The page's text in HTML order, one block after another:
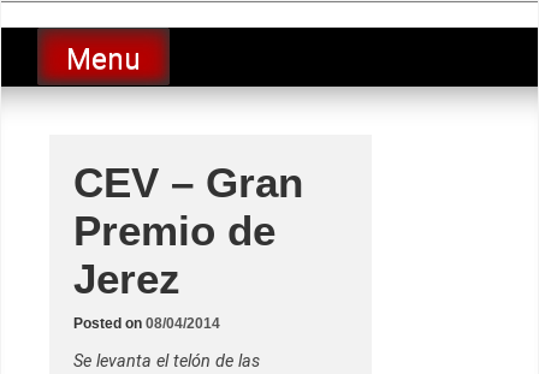
to
contentLucio Lopez GP
luciolopezgp
Menu
CEV – Gran
Premio de
Jerez
Posted on 08/04/2014
Se levanta el telón de las